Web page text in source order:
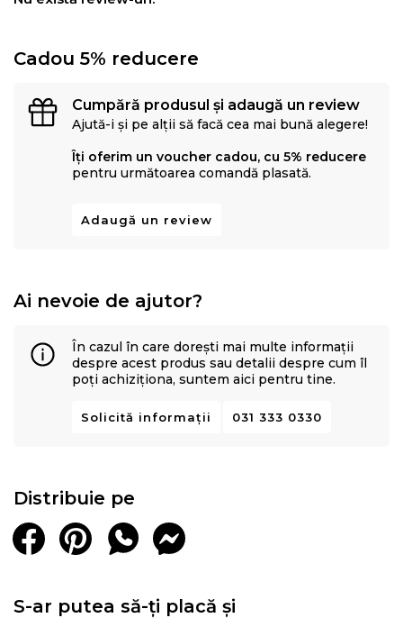
Cadou 5% reducere
Cumpără produsul și adaugă un review
Ajută-i și pe alții să facă cea mai bună alegere!
Îți oferim un voucher cadou, cu 5% reducere
pentru următoarea comandă plasată.
Adaugă un review
Ai nevoie de ajutor?
În cazul în care dorești mai multe informații
despre acest produs sau detalii despre cum îl
poți achiziționa, suntem aici pentru tine.
Solicită informații 031 333 0330
Distribuie pe
S-ar putea să-ți placă și